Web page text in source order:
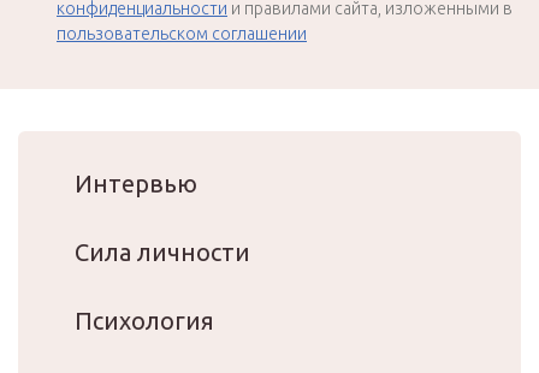
конфиденциальности и правилами сайта, изложенными в
пользовательском соглашении
Интервью
Сила личности
Психология